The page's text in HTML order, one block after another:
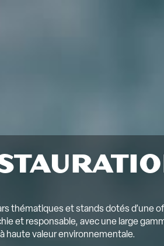
thématiques et stands dotés d’une
et responsable, avec une large
haute valeur environnementale.